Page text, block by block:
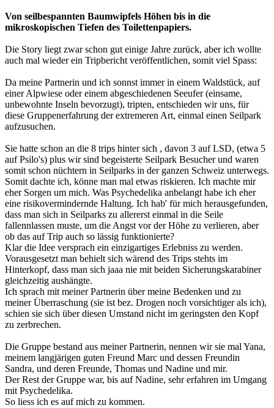
Von seilbespannten Baumwipfels Höhen bis in die
mikroskopischen Tiefen des Toilettenpapiers.
Die Story liegt zwar schon gut einige Jahre zurück, aber ich wollte
auch mal wieder ein Tripbericht veröffentlichen, somit viel Spass:
Da meine Partnerin und ich sonnst immer in einem Waldstück, auf
einer Alpwiese oder einem abgeschiedenen Seeufer (einsame,
unbewohnte Inseln bevorzugt), tripten, entschieden wir uns, für
diese Gruppenerfahrung der extremeren Art, einmal einen Seilpark
aufzusuchen.
Sie hatte schon an die 8 trips hinter sich , davon 3 auf LSD, (etwa 5
auf Psilo's) plus wir sind begeisterte Seilpark Besucher und waren
somit schon nüchtern in Seilparks in der ganzen Schweiz unterwegs.
Somit dachte ich, könne man mal etwas riskieren. Ich machte mir
eher Sorgen um mich. Was Psychedelika anbelangt habe ich eher
eine risikovermindernde Haltung. Ich hab' für mich herausgefunden,
dass man sich in Seilparks zu allererst einmal in die Seile
fallennlassen muste, um die Angst vor der Höhe zu verlieren, aber
ob das auf Trip auch so lässig funktionierte?
Klar die Idee versprach ein einzigartiges Erlebniss zu werden.
Vorausgesetzt man behielt sich wärend des Trips stehts im
Hinterkopf, dass man sich jaaa nie mit beiden Sicherungskarabiner
gleichzeitig aushängte.
Ich sprach mit meiner Partnerin über meine Bedenken und zu
meiner Überraschung (sie ist bez. Drogen noch vorsichtiger als ich),
schien sie sich über diesen Umstand nicht im geringsten den Kopf
zu zerbrechen.
Die Gruppe bestand aus meiner Partnerin, nennen wir sie mal Yana,
meinem langjärigen guten Freund Marc und dessen Freundin
Sandra, und deren Freunde, Thomas und Nadine und mir.
Der Rest der Gruppe war, bis auf Nadine, sehr erfahren im Umgang
mit Psychedelika.
So liess ich es auf mich zu kommen.